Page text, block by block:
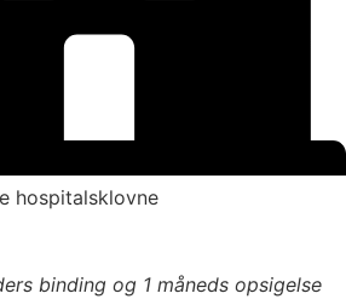
hospitalsklovne
binding og 1 måneds opsigelse